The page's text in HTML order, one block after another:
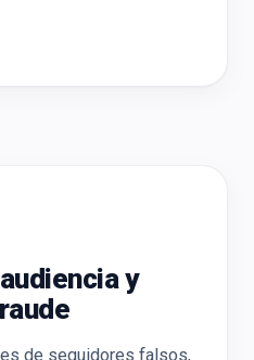
y
de seguidores falsos,